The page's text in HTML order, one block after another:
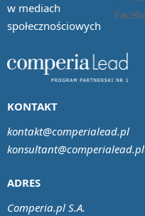
w mediach
społecznościowych
ADRES
Comperia.pl S.A.
KONTAKT
kontakt@comperialead.pl
konsultant@comperialead.pl